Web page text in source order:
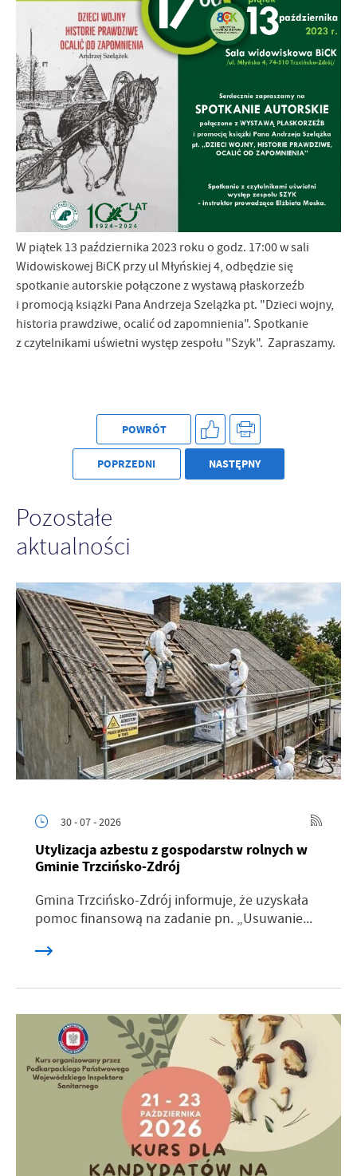
W piątek 13 października 2023 roku o godz. 17:00 w sali
Widowiskowej BiCK przy ul Młyńskiej 4, odbędzie się
spotkanie autorskie połączone z wystawą płaskorzeźb
i promocją książki Pana Andrzeja Szelążka pt. "Dzieci wojny,
historia prawdziwe, ocalić od zapomnienia". Spotkanie
z czytelnikami uświetni występ zespołu "Szyk". Zapraszamy.
POWRÓT
POPRZEDNI NASTĘPNY
Pozostałe
aktualności
30 - 07 - 2026
Utylizacja azbestu z gospodarstw rolnych w
Gminie Trzcińsko-Zdrój
Gmina Trzcińsko-Zdrój informuje, że uzyskała
pomoc finansową na zadanie pn. „Usuwanie...
Firmy te działają w charakterze pośredników prezentujących nasze
treści w postaci wiadomości, ofert, komunikatów mediów
społecznościowych.